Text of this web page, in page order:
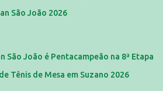
São João 2026
São João é Pentacampeão na 8ª Etapa
Tênis de Mesa em Suzano 2026